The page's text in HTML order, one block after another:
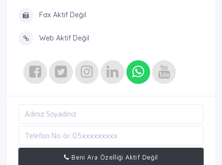
Fax Aktif Değil
Web Aktif Değil
Beni Ara Özelliği Aktif Değil